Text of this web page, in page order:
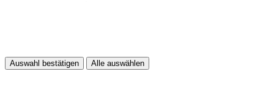
Auswahl bestätigen Alle auswählen